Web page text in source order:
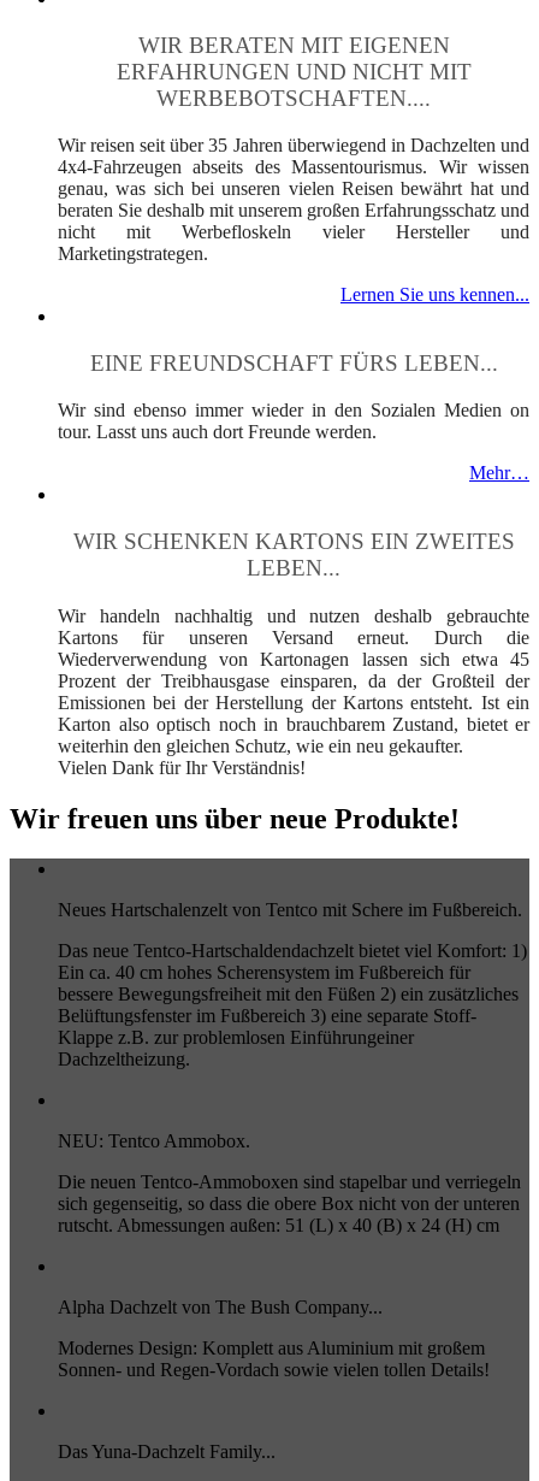
WIR BERATEN MIT EIGENEN
ERFAHRUNGEN UND NICHT MIT
WERBEBOTSCHAFTEN....
Wir reisen seit über 35 Jahren überwiegend in Dachzelten und
4x4-Fahrzeugen abseits des Massentourismus. Wir wissen
genau, was sich bei unseren vielen Reisen bewährt hat und
beraten Sie deshalb mit unserem großen Erfahrungsschatz und
nicht mit Werbefloskeln vieler Hersteller und
Marketingstrategen.
Lernen Sie uns kennen...
EINE FREUNDSCHAFT FÜRS LEBEN...
Wir sind ebenso immer wieder in den Sozialen Medien on
tour. Lasst uns auch dort Freunde werden.
Mehr…
WIR SCHENKEN KARTONS EIN ZWEITES
LEBEN...
Wir handeln nachhaltig und nutzen deshalb gebrauchte
Kartons für unseren Versand erneut. Durch die
Wiederverwendung von Kartonagen lassen sich etwa 45
Prozent der Treibhausgase einsparen, da der Großteil der
Emissionen bei der Herstellung der Kartons entsteht. Ist ein
Karton also optisch noch in brauchbarem Zustand, bietet er
weiterhin den gleichen Schutz, wie ein neu gekaufter.
Vielen Dank für Ihr Verständnis!
Wir freuen uns über neue Produkte!
Neues Hartschalenzelt von Tentco mit Schere im Fußbereich.
Das neue Tentco-Hartschaldendachzelt bietet viel Komfort: 1)
Ein ca. 40 cm hohes Scherensystem im Fußbereich für
bessere Bewegungsfreiheit mit den Füßen 2) ein zusätzliches
Belüftungsfenster im Fußbereich 3) eine separate Stoff-
Klappe z.B. zur problemlosen Einführungeiner
Dachzeltheizung.
NEU: Tentco Ammobox.
Die neuen Tentco-Ammoboxen sind stapelbar und verriegeln
sich gegenseitig, so dass die obere Box nicht von der unteren
rutscht. Abmessungen außen: 51 (L) x 40 (B) x 24 (H) cm
Alpha Dachzelt von The Bush Company...
Modernes Design: Komplett aus Aluminium mit großem
Sonnen- und Regen-Vordach sowie vielen tollen Details!
Das Yuna-Dachzelt Family...